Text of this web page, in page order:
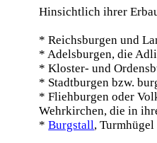
Hinsichtlich ihrer
* Reichsburgen und
* Adelsburgen, die
* Kloster- und
* Stadtburgen bzw.
* Fliehburgen oder
Wehrkirchen, die in
*Burgstall,